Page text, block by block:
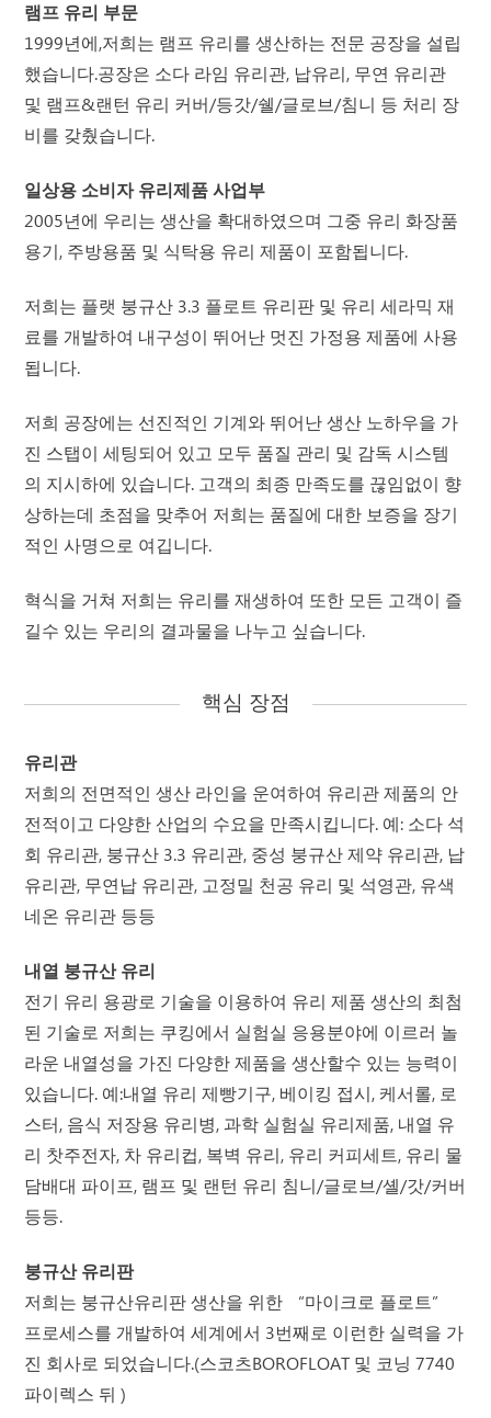
램프 유리 부문
1999년에,저희는 램프 유리를 생산하는 전문 공장을 설립
했습니다.공장은 소다 라임 유리관, 납유리, 무연 유리관
및 램프&랜턴 유리 커버/등갓/쉘/글로브/침니 등 처리 장
비를 갖췄습니다.
일상용 소비자 유리제품 사업부
2005년에 우리는 생산을 확대하였으며 그중 유리 화장품
용기, 주방용품 및 식탁용 유리 제품이 포함됩니다.
저희는 플랫 붕규산 3.3 플로트 유리판 및 유리 세라믹 재
료를 개발하여 내구성이 뛰어난 멋진 가정용 제품에 사용
됩니다.
저희 공장에는 선진적인 기계와 뛰어난 생산 노하우을 가
진 스탭이 세팅되어 있고 모두 품질 관리 및 감독 시스템
의 지시하에 있습니다. 고객의 최종 만족도를 끊임없이 향
상하는데 초점을 맞추어 저희는 품질에 대한 보증을 장기
적인 사명으로 여깁니다.
혁식을 거쳐 저희는 유리를 재생하여 또한 모든 고객이 즐
길수 있는 우리의 결과물을 나누고 싶습니다.
핵심 장점
유리관
저희의 전면적인 생산 라인을 운여하여 유리관 제품의 안
전적이고 다양한 산업의 수요을 만족시킵니다. 예: 소다 석
회 유리관, 붕규산 3.3 유리관, 중성 붕규산 제약 유리관, 납
유리관, 무연납 유리관, 고정밀 천공 유리 및 석영관, 유색
네온 유리관 등등
내열 붕규산 유리
전기 유리 용광로 기술을 이용하여 유리 제품 생산의 최첨
된 기술로 저희는 쿠킹에서 실험실 응용분야에 이르러 놀
라운 내열성을 가진 다양한 제품을 생산할수 있는 능력이
있습니다. 예:내열 유리 제빵기구, 베이킹 접시, 케서롤, 로
스터, 음식 저장용 유리병, 과학 실험실 유리제품, 내열 유
리 찻주전자, 차 유리컵, 복벽 유리, 유리 커피세트, 유리 물
담배대 파이프, 램프 및 랜턴 유리 침니/글로브/셸/갓/커버
등등.
붕규산 유리판
저희는 붕규산유리판 생산을 위한 “마이크로 플로트”
프로세스를 개발하여 세계에서 3번째로 이런한 실력을 가
진 회사로 되었습니다.(스코츠BOROFLOAT 및 코닝 7740
파이렉스 뒤 )